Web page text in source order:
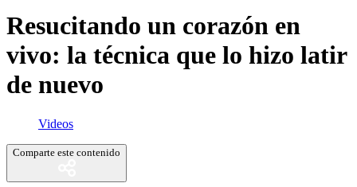
Resucitando un corazón en
vivo: la técnica que lo hizo latir
de nuevo
Videos
Comparte este contenido